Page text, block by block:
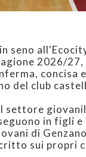
seno
2026/27,
concisa
del club
settore
in figli e
di
sui propri